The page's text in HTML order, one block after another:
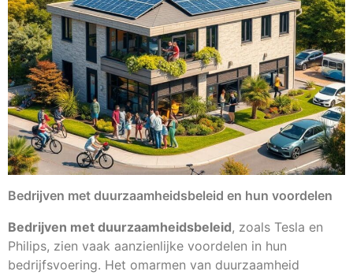
Bedrijven met duurzaamheidsbeleid en hun voordelen
Bedrijven met duurzaamheidsbeleid, zoals Tesla en
Philips, zien vaak aanzienlijke voordelen in hun
bedrijfsvoering. Het omarmen van duurzaamheid